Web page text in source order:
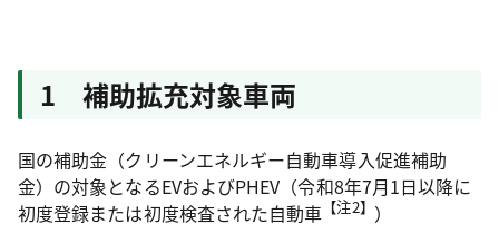
1 補助拡充対象車両
国の補助金（クリーンエネルギー自動車導入促進補助
金）の対象となるEVおよびPHEV（令和8年7月1日以降に
初度登録または初度検査された自動車 【注2】 ）